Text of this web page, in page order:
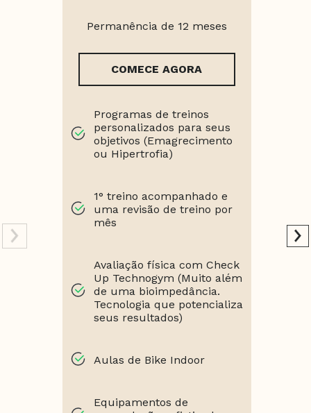
Permanência de 12 meses
COMECE AGORA
Programas de treinos
personalizados para seus
objetivos (Emagrecimento
ou Hipertrofia)
1° treino acompanhado e
uma revisão de treino por
mês
Avaliação física com Check
Up Technogym (Muito além
de uma bioimpedância.
Tecnologia que potencializa
seus resultados)
Aulas de Bike Indoor
Equipamentos de